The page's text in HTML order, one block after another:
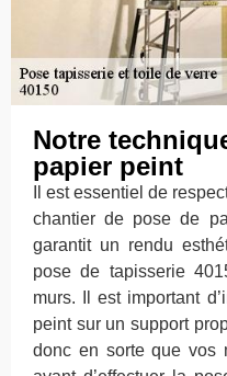
Notre
papier peint
Il est essentiel de
chantier de pose de
garantit un rendu
pose de tapisserie
murs. Il est important
peint sur un support
donc en sorte que vos